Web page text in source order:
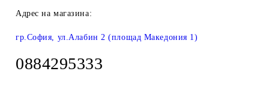
Адрес на магазина:
гр.София, ул.Алабин 2 (площад Македония 1)
0884295333